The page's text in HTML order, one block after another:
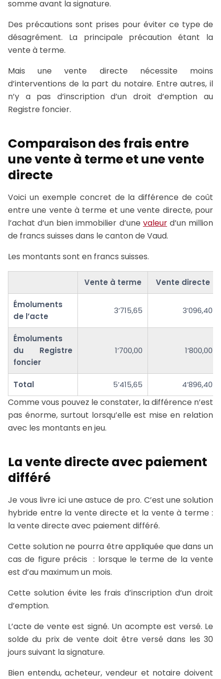
somme avant la signature.
Des précautions sont prises pour éviter ce type de
désagrément. La principale précaution étant la
vente à terme.
Mais une vente directe nécessite moins
d’interventions de la part du notaire. Entre autres, il
n’y a pas d’inscription d’un droit d’emption au
Registre foncier.
Comparaison des frais entre
une vente à terme et une vente
directe
Voici un exemple concret de la différence de coût
entre une vente à terme et une vente directe, pour
l’achat d’un bien immobilier d’une valeurd’un million
de francs suisses dans le canton de Vaud.
Les montants sont en francs suisses.
Vente à terme Vente directe
Émoluments
de l’acte
3’715,65 3’096,40
Émoluments
du Registre
foncier
1’700,00 1’800,00
Total 5’415,65 4’896,40
Comme vous pouvez le constater, la différence n’est
pas énorme, surtout lorsqu’elle est mise en relation
avec les montants en jeu.
La vente directe avec paiement
différé
Je vous livre ici une astuce de pro. C’est une solution
hybride entre la vente directe et la vente à terme :
la vente directe avec paiement différé.
Cette solution ne pourra être appliquée que dans un
cas de figure précis : lorsque le terme de la vente
est d’au maximum un mois.
Cette solution évite les frais d’inscription d’un droit
d’emption.
L’acte de vente est signé. Un acompte est versé. Le
solde du prix de vente doit être versé dans les 30
jours suivant la signature.
Bien entendu, acheteur, vendeur et notaire doivent